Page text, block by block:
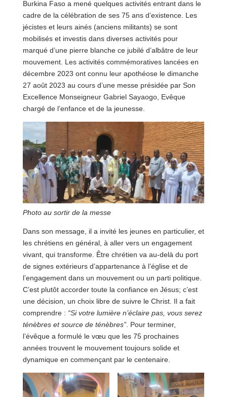
Burkina Faso a mené quelques activités entrant dans le
cadre de la célébration de ses 75 ans d’existence. Les
jécistes et leurs ainés (anciens militants) se sont
mobilisés et investis dans diverses activités pour
marqué d’une pierre blanche ce jubilé d’albâtre de leur
mouvement. Les activités commémoratives lancées en
décembre 2023 ont connu leur apothéose le dimanche
27 août 2023 au cours d’une messe présidée par Son
Excellence Monseigneur Gabriel Sayaogo, Evêque
chargé de l’enfance et de la jeunesse.
Photo au sortir de la messe
Dans son message, il a invité les jeunes en particulier, et
les chrétiens en général, à aller vers un engagement
vivant, qui transforme. Être chrétien va au-delà du port
de signes extérieurs d’appartenance à l’église et de
l’engagement dans un mouvement ou un parti politique.
C’est plutôt accorder toute la confiance en Jésus; c’est
une décision, un choix libre de suivre le Christ. Il a fait
comprendre : “Si votre lumière n’éclaire pas, vous serez
ténèbres et source de ténèbres”. Pour terminer,
l’évêque a formulé le vœu que les 75 prochaines
années trouvent le mouvement toujours solide et
dynamique en commençant par le centenaire.